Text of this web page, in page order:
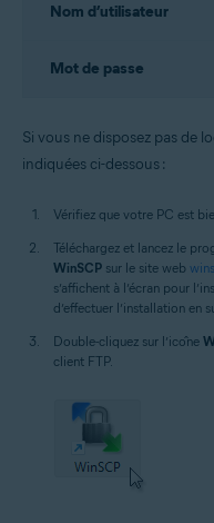
Nom d’utilisateur
Mot de passe
Si vous ne disposez pas de
indiquées ci-dessous :
Vérifiez que votre PC est
Téléchargez et lancez le
WinSCP sur le site web
s’affichent à l’écran pour
d’effectuer l’installation en
Double-cliquez sur l’icône
client FTP.